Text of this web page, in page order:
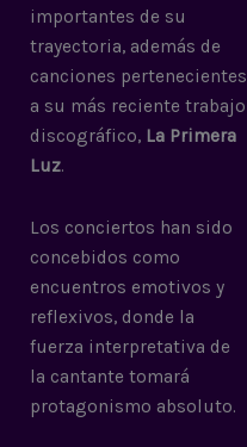
importantes de su
trayectoria, además de
canciones pertenecientes
a su más reciente trabajo
discográfico, La Primera
Luz.
Los conciertos han sido
concebidos como
encuentros emotivos y
reflexivos, donde la
fuerza interpretativa de
la cantante tomará
protagonismo absoluto.